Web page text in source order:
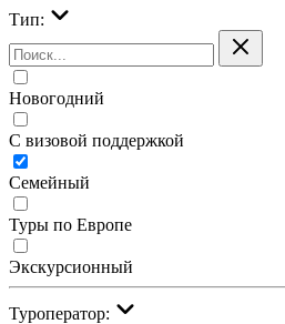
Тип:
Новогодний
С визовой поддержкой
Семейный
Туры по Европе
Экскурсионный
Туроператор: